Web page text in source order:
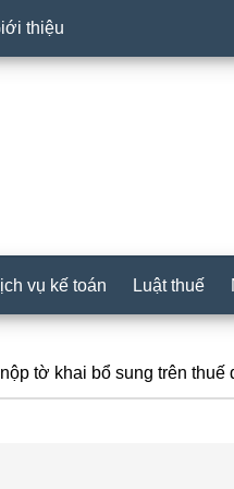
thiệu
vụ kế toán Luật thuế
tờ khai bổ sung trên thuế